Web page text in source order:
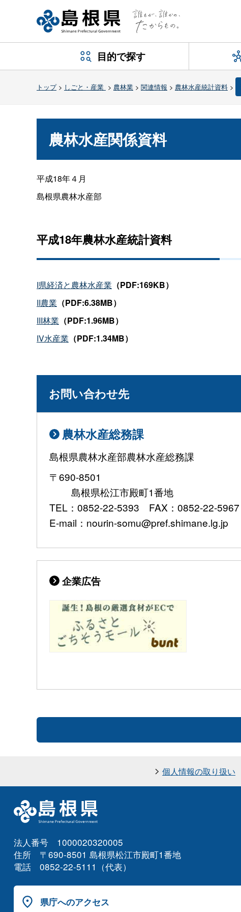
目的で探す
トップ> しごと・産業 > 農林業 > 関連情報 > 農林水産統計資料 >
農林水産関係資料
平成18年４月
島根県農林水産部
平成18年農林水産統計資料
I県経済と農林水産業 （PDF:169KB）
II農業 （PDF:6.38MB）
III林業 （PDF:1.96MB）
IV水産業 （PDF:1.34MB）
お問い合わせ先
農林水産総務課
島根県農林水産部農林水産総務課
〒690-8501
島根県松江市殿町1番地
TEL：0852-22-5393 FAX：0852-22-5967
E-mail：nourin-somu@pref.shimane.lg.jp
企業広告
個人情報の取り扱い
法人番号 1000020320005
住所 〒690-8501 島根県松江市殿町1番地
電話 0852-22-5111（代表）
県庁へのアクセス